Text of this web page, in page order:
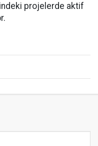
projelerde aktif